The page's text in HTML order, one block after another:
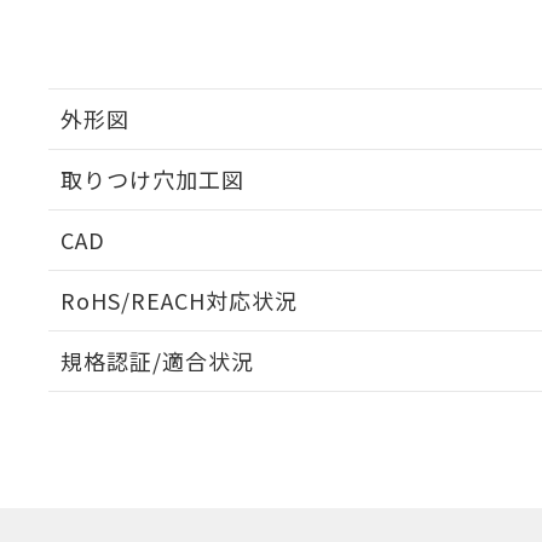
外形図
取りつけ穴加工図
CAD
RoHS/REACH対応状況
EU RoHS 注意事項・凡例
規格認証/適合状況